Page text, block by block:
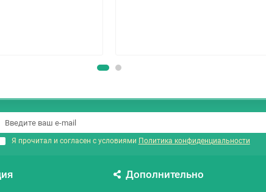
Я прочитал и согласен с условиями Политика конфиденциальности
Дополнительно